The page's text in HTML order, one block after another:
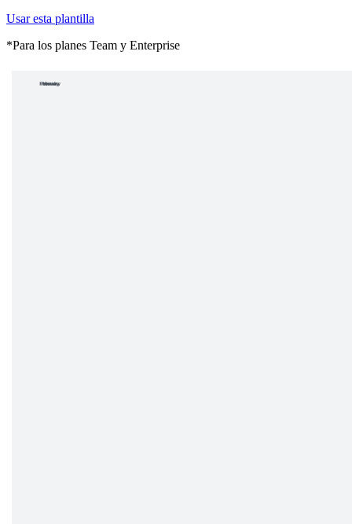
Usar esta plantilla
*Para los planes Team y Enterprise